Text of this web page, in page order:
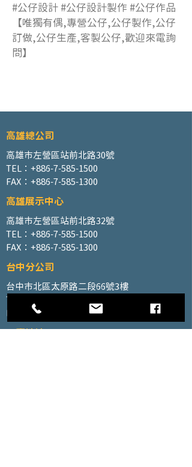
#公仔設計 #公仔設計製作 #公仔作品
【唯獨有偶,專營公仔,公仔製作,公仔
訂做,公仔生產,客製公仔,歡迎來電詢
問】
高雄總公司
高雄市左營區站前北路30號
TEL：+886-7-585-1500
FAX：+886-7-585-1300
高雄展示中心
高雄市左營區站前北路32號
TEL：+886-7-585-1500
FAX：+886-7-585-1300
台中分公司
台中市北區太原路二段66號3樓
TEL：+886-4-2202-5660
FAX：+886-4-2206-3527
工廠地址